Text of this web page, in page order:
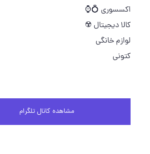
اکسسوری 💍⌚
کالا دیجیتال ☢️
لوازم خانگی
کتونی
مشاهده کانال تلگرام